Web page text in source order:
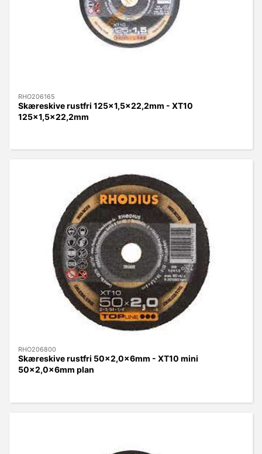
RHO206165
Skæreskive rustfri 125x1,5x22,2mm - XT10
125x1,5x22,2mm
RHO206800
Skæreskive rustfri 50x2,0x6mm - XT10 mini
50x2,0x6mm plan